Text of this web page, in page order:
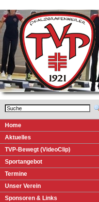
Home
Aktuelles
TVP-Bewegt (VideoClip)
Sportangebot
Termine
Unser Verein
Sponsoren & Links